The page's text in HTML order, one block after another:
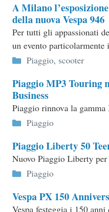
A Milano
della nuova Vespa 946
Per tutti gli appassionati
un evento particolarmente
Categorie
Piaggio, scooter
Piaggio MP3 Touring
Business
Piaggio rinnova la
Categorie
Piaggio
Piaggio Liberty 50
Nuovo Piaggio Liberty
Categorie
Piaggio
Vespa PX 150
Vespa festeggia i 150